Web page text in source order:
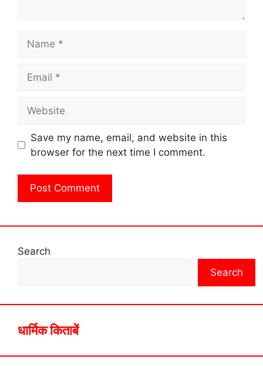
Save my name, email, and website in this
browser for the next time I comment.
Search
Search
धार्मिक किताबें